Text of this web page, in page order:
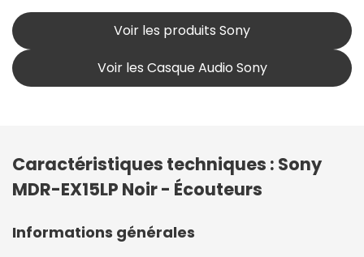
Voir les produits Sony
Voir les Casque Audio Sony
Caractéristiques techniques : Sony
MDR-EX15LP Noir - Écouteurs
Informations générales